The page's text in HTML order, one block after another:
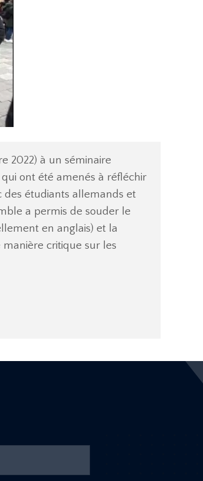
2022) à un séminaire
ont été amenés à réfléchir
des étudiants allemands et
a permis de souder le
en anglais) et la
critique sur les